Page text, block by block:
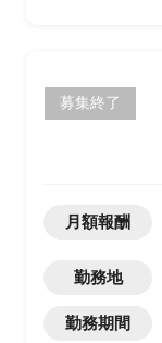
募集終了
月額報酬
勤務地
勤務期間